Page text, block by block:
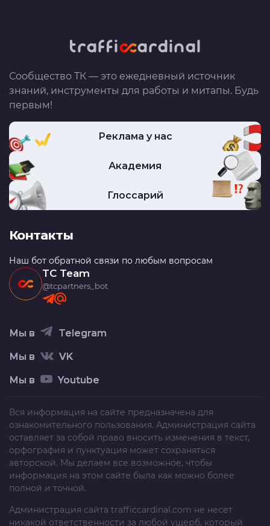
Сообщество ТК — это ежедневный источник
знаний, инструменты для работы и митапы. Будь
первым!
Реклама у нас
Академия
Глоссарий
Контакты
Наш бот обратной связи по любым вопросам
TC Team
@tcpartners_bot
Мы в Telegram
Мы в VK
Мы в Youtube
Вся информация на сайте предназначена для
ознакомительного пользования. Администрация сайта
оставляет за собой право вносить изменения в текст,
орфография и пунктуация может сохраняться
авторской. Мы делаем все возможное, чтобы
информация на этом сайте была как можно более
полной и точной.
Администрация сайта trafficcardinal.com не несет
никакой ответственности за любой ущерб, который